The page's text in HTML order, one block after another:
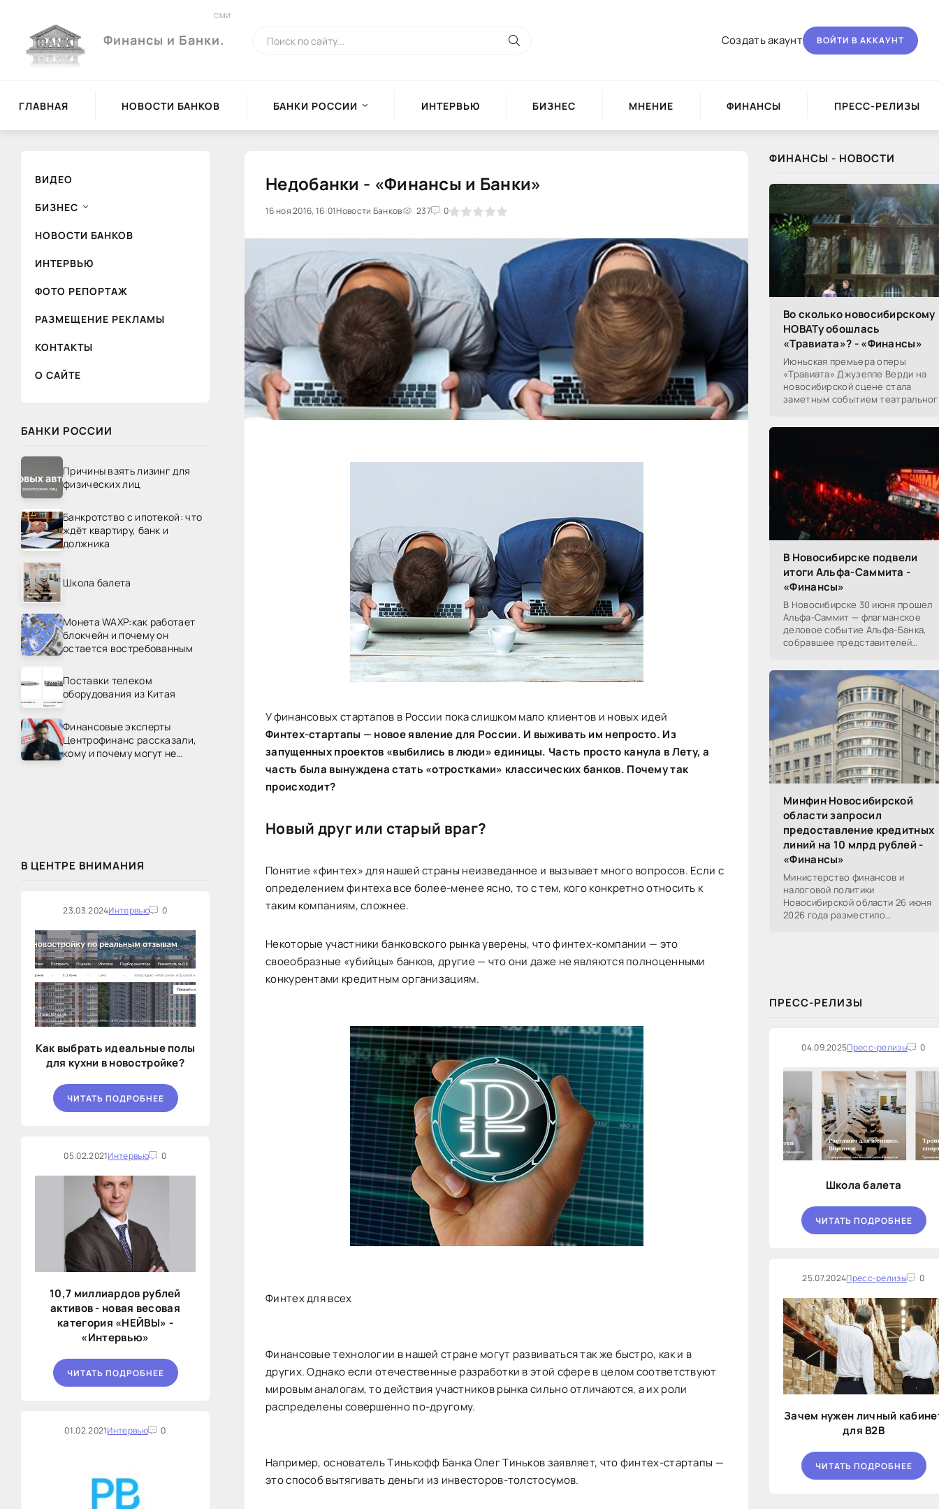
Финансы и Банки.
СМИ
Создать акаунт ВОЙТИ В АККАУНТ
ГЛАВНАЯ НОВОСТИ БАНКОВ БАНКИ РОССИИ ИНТЕРВЬЮ БИЗНЕС МНЕНИЕ ФИНАНСЫ ПРЕСС-РЕЛИЗЫ
ВИДЕО
БИЗНЕС
НОВОСТИ БАНКОВ
ИНТЕРВЬЮ
ФОТО РЕПОРТАЖ
РАЗМЕЩЕНИЕ РЕКЛАМЫ
КОНТАКТЫ
О САЙТЕ
БАНКИ РОССИИ
Причины взять лизинг для
физических лиц
Банкротство с ипотекой: что
ждёт квартиру, банк и
должника
Школа балета
Монета WAXP:как работает
блокчейн и почему он
остается востребованным
Поставки телеком
оборудования из Китая
Финансовые эксперты
Центрофинанс рассказали,
кому и почему могут не
В ЦЕНТРЕ ВНИМАНИЯ
23.03.2024Интервью 0
Как выбрать идеальные полы
для кухни в новостройке?
ЧИТАТЬ ПОДРОБНЕЕ
05.02.2021Интервью 0
10,7 миллиардов рублей
активов - новая весовая
категория «НЕЙВЫ» -
«Интервью»
ЧИТАТЬ ПОДРОБНЕЕ
01.02.2021Интервью 0
Недобанки - «Финансы и Банки»
16 ноя 2016, 16:01Новости Банков 237 0
0 1 2 3 4 5
У финансовых стартапов в России пока слишком мало клиентов и новых идей
Финтех-стартапы — новое явление для России. И выживать им непросто. Из
запущенных проектов «выбились в люди» единицы. Часть просто канула в Лету, а
часть была вынуждена стать «отростками» классических банков. Почему так
происходит?
Новый друг или старый враг?
Понятие «финтех» для нашей страны неизведанное и вызывает много вопросов. Если с
определением финтеха все более-менее ясно, то с тем, кого конкретно относить к
таким компаниям, сложнее.
Некоторые участники банковского рынка уверены, что финтех-компании — это
своеобразные «убийцы» банков, другие — что они даже не являются полноценными
конкурентами кредитным организациям.
Финтех для всех
Финансовые технологии в нашей стране могут развиваться так же быстро, как и в
других. Однако если отечественные разработки в этой сфере в целом соответствуют
мировым аналогам, то действия участников рынка сильно отличаются, а их роли
распределены совершенно по-другому.
Например, основатель Тинькофф Банка Олег Тиньков заявляет, что финтех-стартапы —
это способ вытягивать деньги из инвесторов-толстосумов.
ФИНАНСЫ - НОВОСТИ
Во сколько новосибирскому
НОВАТу обошлась
«Травиата»? - «Финансы»
Июньская премьера оперы
«Травиата» Джузеппе Верди на
новосибирской сцене стала
заметным событием
Посетители НОВАТа, с которыми
В Новосибирске подвели
итоги Альфа-Саммита -
«Финансы»
В Новосибирске 30 июня прошел
Альфа-Саммит — флагманское
деловое событие Альфа-Банка,
собравшее представителей
реального, технологического,
финансового и других
Минфин Новосибирской
области запросил
предоставление кредитных
линий на 10 млрд рублей -
«Финансы»
Министерство финансов и
налоговой политики
Новосибирской области 26 июня
2026 года разместило
ПРЕСС-РЕЛИЗЫ
04.09.2025Пресс-релизы 0
Школа балета
ЧИТАТЬ ПОДРОБНЕЕ
25.07.2024Пресс-релизы 0
Зачем нужен личный
для B2B
ЧИТАТЬ ПОДРОБНЕЕ